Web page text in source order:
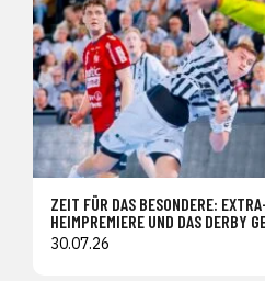
ZEIT FÜR DAS BESONDERE:
HEIMPREMIERE UND DAS DERBY
30.07.26